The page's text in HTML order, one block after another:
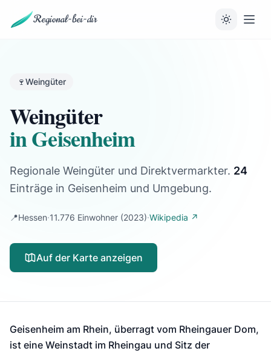
Regional-bei-dir
🍷Weingüter
Weingüter
in Geisenheim
Regionale Weingüter und Direktvermarkter. 24
Einträge in Geisenheim und Umgebung.
📍Hessen·11.776 Einwohner (2023)·Wikipedia ↗
Auf der Karte anzeigen
Geisenheim am Rhein, überragt vom Rheingauer Dom,
ist eine Weinstadt im Rheingau und Sitz der